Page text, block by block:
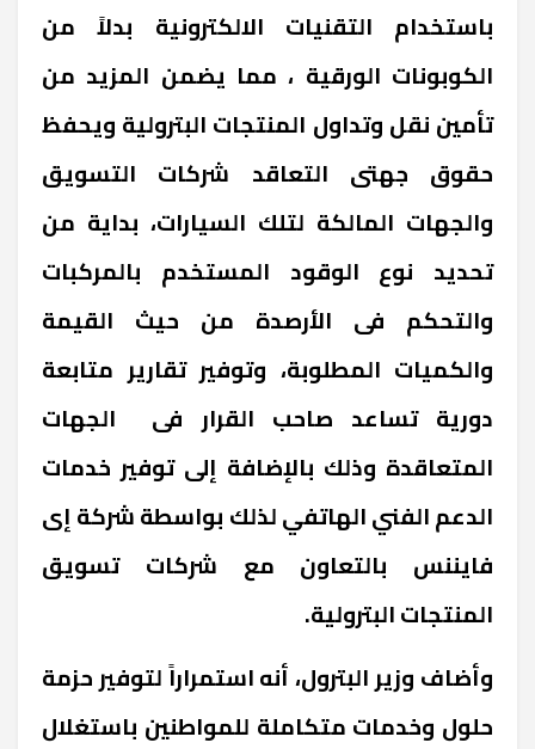
باستخدام التقنيات الالكترونية بدلاً من
الكوبونات الورقية ، مما يضمن المزيد من
تأمين نقل وتداول المنتجات البترولية ويحفظ
حقوق جهتى التعاقد شركات التسويق
والجهات المالكة لتلك السيارات، بداية من
تحديد نوع الوقود المستخدم بالمركبات
والتحكم فى الأرصدة من حيث القيمة
والكميات المطلوبة، وتوفير تقارير متابعة
دورية تساعد صاحب القرار فى الجهات
المتعاقدة وذلك بالإضافة إلى توفير خدمات
الدعم الفني الهاتفي لذلك بواسطة شركة إى
فايننس بالتعاون مع شركات تسويق
المنتجات البترولية.
وأضاف وزير البترول، أنه استمراراً لتوفير حزمة
حلول وخدمات متكاملة للمواطنين باستغلال